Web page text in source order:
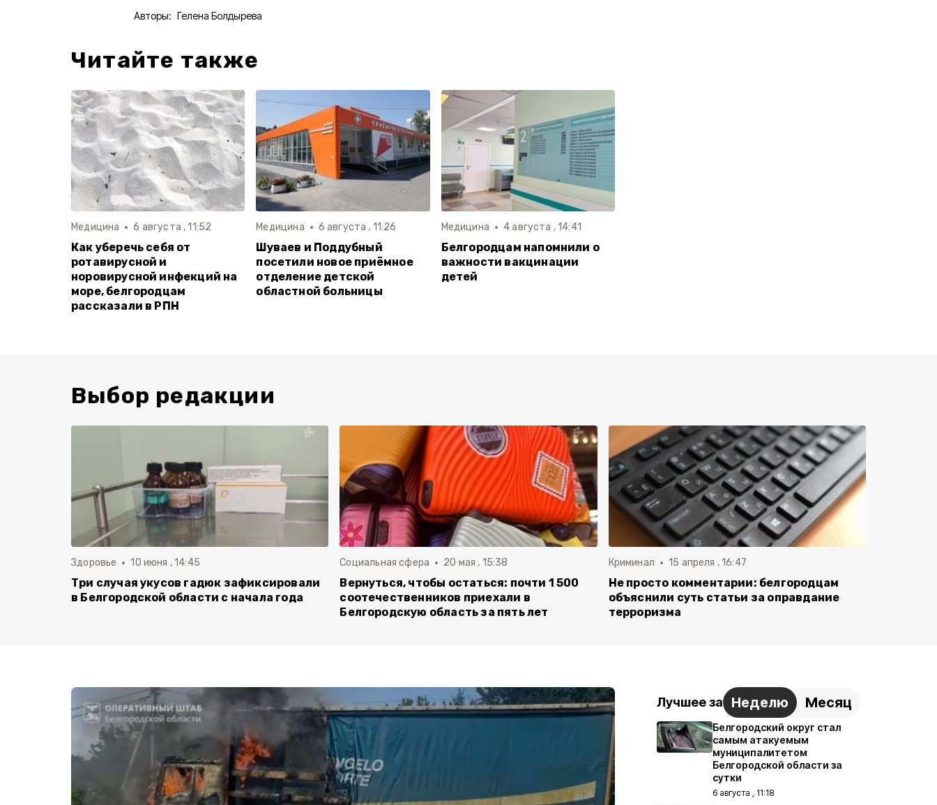
Авторы: Гелена Болдырева
Читайте также
Медицина 6 августа , 11:52
Как уберечь себя от
ротавирусной и
норовирусной инфекций на
море, белгородцам
рассказали в РПН
Медицина 6 августа , 11:26
Шуваев и Поддубный
посетили новое приёмное
отделение детской
областной больницы
Медицина 4 августа , 14:41
Белгородцам напомнили о
важности вакцинации
детей
Выбор редакции
Здоровье 10 июня , 14:45
Три случая укусов гадюк зафиксировали
в Белгородской области с начала года
Социальная сфера 20 мая , 15:38
Вернуться, чтобы остаться: почти 1 500
соотечественников приехали в
Белгородскую область за пять лет
Криминал 15 апреля , 16:47
Не просто комментарии: белгородцам
объяснили суть статьи за оправдание
терроризма
Лучшее за Неделю Месяц
Белгородский округ стал
самым атакуемым
муниципалитетом
Белгородской области за
сутки
6 августа , 11:18